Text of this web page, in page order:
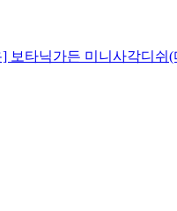
보타닉가든 미니사각디쉬(